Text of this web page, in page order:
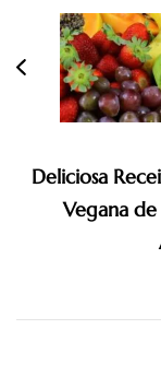
de
post
Deliciosa
Vegana